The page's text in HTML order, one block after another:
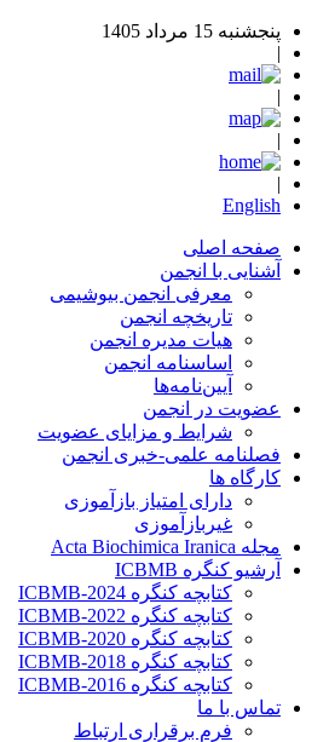
پنجشنبه 15 مرداد 1405
English
صفحه اصلی
آشنایی با انجمن
معرفی انجمن بیوشیمی
تاریخچه انجمن
هیات مدیره انجمن
اساسنامه‌ انجمن
آیین‌نامه‌ها
عضویت در انجمن
شرایط و مزایای عضویت
فصلنامه علمی-خبری انجمن
کارگاه ها
دارای امتیاز بازآموزی
غیربازآموزی
مجله Acta Biochimica Iranica
آرشیو کنگره ICBMB
کتابچه کنگره ICBMB-2024
کتابچه کنگره ICBMB-2022
کتابچه کنگره ICBMB-2020
کتابچه کنگره ICBMB-2018
کتابچه کنگره ICBMB-2016
تماس با ما
فرم برقراری ارتباط